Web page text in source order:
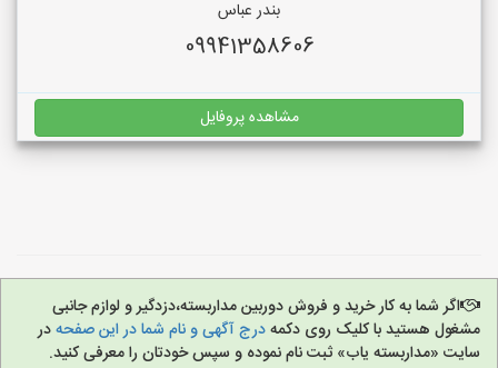
بندر عباس
09941358606
مشاهده پروفایل
اگر شما به کار خرید و فروش دوربین مداربسته،دزدگیر و لوازم جانبی
مشغول هستید با کلیک روی دکمهدرج آگهی و نام شما در این صفحهدر
سایت «مداربسته یاب» ثبت نام نموده و سپس خودتان را معرفی کنید.